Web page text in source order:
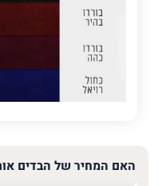
פרט על מה מדובר
האם המחיר של הבדים